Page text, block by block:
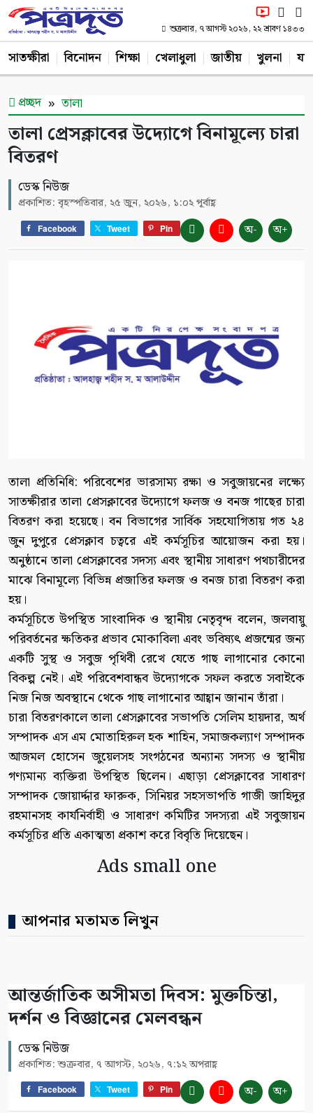
শুক্রবার, ৭ আগস্ট ২০২৬, ২২ শ্রাবণ ১৪৩৩
সাতক্ষীরা বিনোদন শিক্ষা খেলাধুলা জাতীয় খুলনা
প্রচ্ছদ তালা
তালা প্রেসক্লাবের উদ্যোগে বিনামূল্যে চারা
বিতরণ
ডেস্ক নিউজ
প্রকাশিত: বৃহস্পতিবার, ২৫ জুন, ২০২৬, ১:০২ পূর্বাহ্ণ
Facebook Tweet Pin অ- অ+
তালা প্রতিনিধি: পরিবেশের ভারসাম্য রক্ষা ও সবুজায়নের লক্ষ্যে
সাতক্ষীরার তালা প্রেসক্লাবের উদ্যোগে ফলজ ও বনজ গাছের চারা
বিতরণ করা হয়েছে। বন বিভাগের সার্বিক সহযোগিতায় গত ২৪
জুন দুপুরে প্রেসক্লাব চত্বরে এই কর্মসূচির আয়োজন করা হয়।
অনুষ্ঠানে তালা প্রেসক্লাবের সদস্য এবং স্থানীয় সাধারণ পথচারীদের
মাঝে বিনামূল্যে বিভিন্ন প্রজাতির ফলজ ও বনজ চারা বিতরণ করা
হয়।
কর্মসূচিতে উপস্থিত সাংবাদিক ও স্থানীয় নেতৃবৃন্দ বলেন, জলবায়ু
পরিবর্তনের ক্ষতিকর প্রভাব মোকাবিলা এবং ভবিষ্যৎ প্রজন্মের জন্য
একটি সুস্থ ও সবুজ পৃথিবী রেখে যেতে গাছ লাগানোর কোনো
বিকল্প নেই। এই পরিবেশবান্ধব উদ্যোগকে সফল করতে সবাইকে
নিজ নিজ অবস্থানে থেকে গাছ লাগানোর আহ্বান জানান তাঁরা।
চারা বিতরণকালে তালা প্রেসক্লাবের সভাপতি সেলিম হায়দার, অর্থ
সম্পাদক এস এম মোতাহিরুল হক শাহিন, সমাজকল্যাণ সম্পাদক
আজমল হোসেন জুয়েলসহ সংগঠনের অন্যান্য সদস্য ও স্থানীয়
গণ্যমান্য ব্যক্তিরা উপস্থিত ছিলেন। এছাড়া প্রেসক্লাবের সাধারণ
সম্পাদক জোয়ার্দ্দার ফারুক, সিনিয়র সহসভাপতি গাজী জাহিদুর
রহমানসহ কার্যনির্বাহী ও সাধারণ কমিটির সদস্যরা এই সবুজায়ন
কর্মসূচির প্রতি একাত্মতা প্রকাশ করে বিবৃতি দিয়েছেন।
Ads small one
আপনার মতামত লিখুন
আন্তর্জাতিক অসীমতা দিবস: মুক্তচিন্তা,
দর্শন ও বিজ্ঞানের মেলবন্ধন
ডেস্ক নিউজ
প্রকাশিত: শুক্রবার, ৭ আগস্ট, ২০২৬, ৭:১২ অপরাহ্ণ
Facebook Tweet Pin অ- অ+